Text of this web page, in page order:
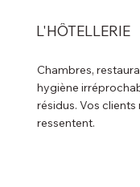
L'HÔTELLERIE
Chambres,
hygiène
résidus. Vos clients
ressentent.